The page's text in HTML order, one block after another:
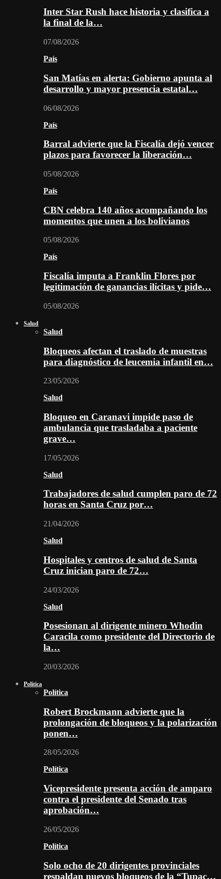
Inter Star Rush hace historia y clasifica a
la final de la…
07/08/2026
País
San Matías en alerta: Gobierno apunta al
desarrollo y mayor presencia estatal…
06/08/2026
País
Barral advierte que la Fiscalía dejó vencer
plazos para favorecer la liberación…
05/08/2026
País
CBN celebra 140 años acompañando los
momentos que unen a los bolivianos
05/08/2026
País
Fiscalía imputa a Franklin Flores por
legitimación de ganancias ilícitas y pide…
05/08/2026
Salud
Salud
Bloqueos afectan el traslado de muestras
para diagnóstico de leucemia infantil en…
23/05/2026
Salud
Bloqueo en Caranavi impide paso de
ambulancia que trasladaba a paciente
grave…
17/05/2026
Salud
Trabajadores de salud cumplen paro de 72
horas en Santa Cruz por…
21/04/2026
Salud
Hospitales y centros de salud de Santa
Cruz inician paro de 72…
24/03/2026
Salud
Posesionan al dirigente minero Whodin
Caracila como presidente del Directorio de
la…
20/03/2026
Política
Política
Robert Brockmann advierte que la
prolongación de bloqueos y la polarización
ponen…
28/05/2026
Política
Vicepresidente presenta acción de amparo
contra el presidente del Senado tras
aprobación…
26/05/2026
Política
Solo ocho de 20 dirigentes provinciales
respaldan nuevos bloqueos de la “Tupac…